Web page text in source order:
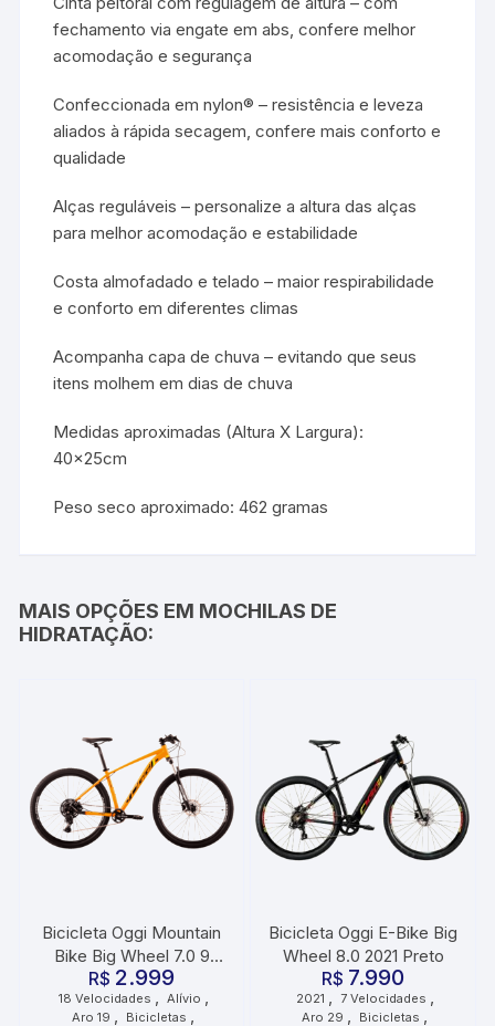
fechamento via engate em abs, confere melhor
acomodação e segurança
Confeccionada em nylon® – resistência e leveza
aliados à rápida secagem, confere mais conforto e
qualidade
Alças reguláveis – personalize a altura das alças
para melhor acomodação e estabilidade
Costa almofadado e telado – maior respirabilidade
e conforto em diferentes climas
Acompanha capa de chuva – evitando que seus
itens molhem em dias de chuva
Medidas aproximadas (Altura X Largura):
40x25cm
Peso seco aproximado: 462 gramas
MAIS OPÇÕES EM MOCHILAS DE
HIDRATAÇÃO:
Bicicleta Oggi Mountain
Bike Big Wheel 7.0 9
Velocidades Cues
Grafite Laranja Preto
R$ 2.999
18 Velocidades Alívio
Aro 19 Bicicletas
Bicicleta Oggi E-Bike Big
Wheel 8.0 2021 Preto
R$ 7.990
2021 7 Velocidades
Aro 29 Bicicletas